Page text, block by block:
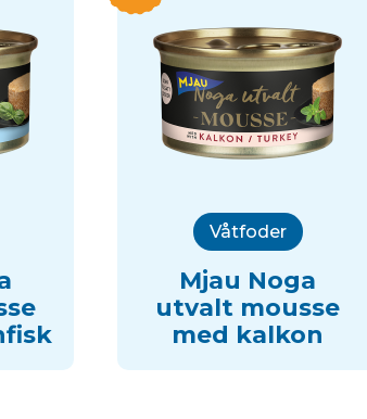
Våtfoder
Mjau Noga
utvalt mousse
med kalkon